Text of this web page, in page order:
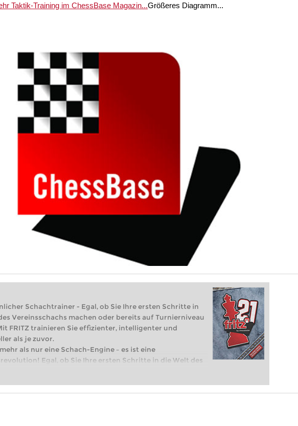
Taktik-Training im ChessBase Magazin...Größeres Diagramm...
Schachtrainer - Egal, ob Sie Ihre ersten Schritte in
Vereinsschachs machen oder bereits auf Turnierniveau
FRITZ trainieren Sie effizienter, intelligenter und
als je zuvor.
als nur eine Schach-Engine – es ist eine
Egal, ob Sie Ihre ersten Schritte in die Welt des
machen oder bereits auf Turnierniveau spielen: Mit